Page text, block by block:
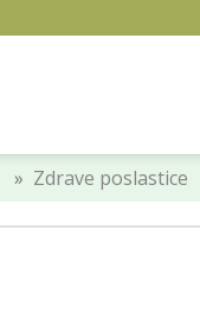
» Zdrave poslastice